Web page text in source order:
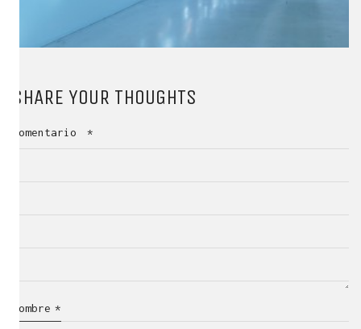
SHARE YOUR THOUGHTS
Comentario *
Nombre *